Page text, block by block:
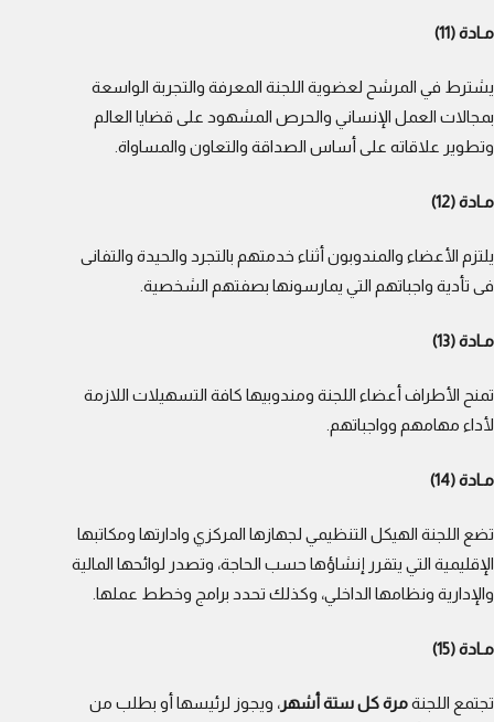
مـادة (11)
يشترط في المرشح لعضوية اللجنة المعرفة والتجربة الواسعة
بمجالات العمل الإنساني والحرص المشهود على قضايا العالم
وتطوير علاقاته على أساس الصداقة والتعاون والمساواة.
مـادة (12)
يلتزم الأعضاء والمندوبون أثناء خدمتهم بالتجرد والحيدة والتفانى
فى تأدية واجباتهم التي يمارسونها بصفتهم الشخصية.
مـادة (13)
تمنح الأطراف أعضاء اللجنة ومندوبيها كافة التسهيلات اللازمة
لأداء مهامهم وواجباتهم.
مـادة (14)
تضع اللجنة الهيكل التنظيمي لجهازها المركزي وادارتها ومكاتبها
الإقليمية التي يتقرر إنشاؤها حسب الحاجة، وتصدر لوائحها المالية
والإدارية ونظامها الداخلي، وكذلك تحدد برامج وخطط عملها.
مـادة (15)
تجتمع اللجنةمرة كل ستة أشهر، ويجوز لرئيسها أو بطلب من